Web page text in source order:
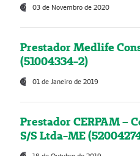
03 de Novembro de 2020
Prestador Medlife
(51004334-2)
01 de Janeiro de 2019
Prestador CERPAM –
S/S Ltda-ME